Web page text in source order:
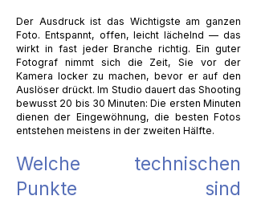
Der Ausdruck ist das Wichtigste am ganzen
Foto. Entspannt, offen, leicht lächelnd — das
wirkt in fast jeder Branche richtig. Ein guter
Fotograf nimmt sich die Zeit, Sie vor der
Kamera locker zu machen, bevor er auf den
Auslöser drückt. Im Studio dauert das Shooting
bewusst 20 bis 30 Minuten: Die ersten Minuten
dienen der Eingewöhnung, die besten Fotos
entstehen meistens in der zweiten Hälfte.
Welche technischen
Punkte sind